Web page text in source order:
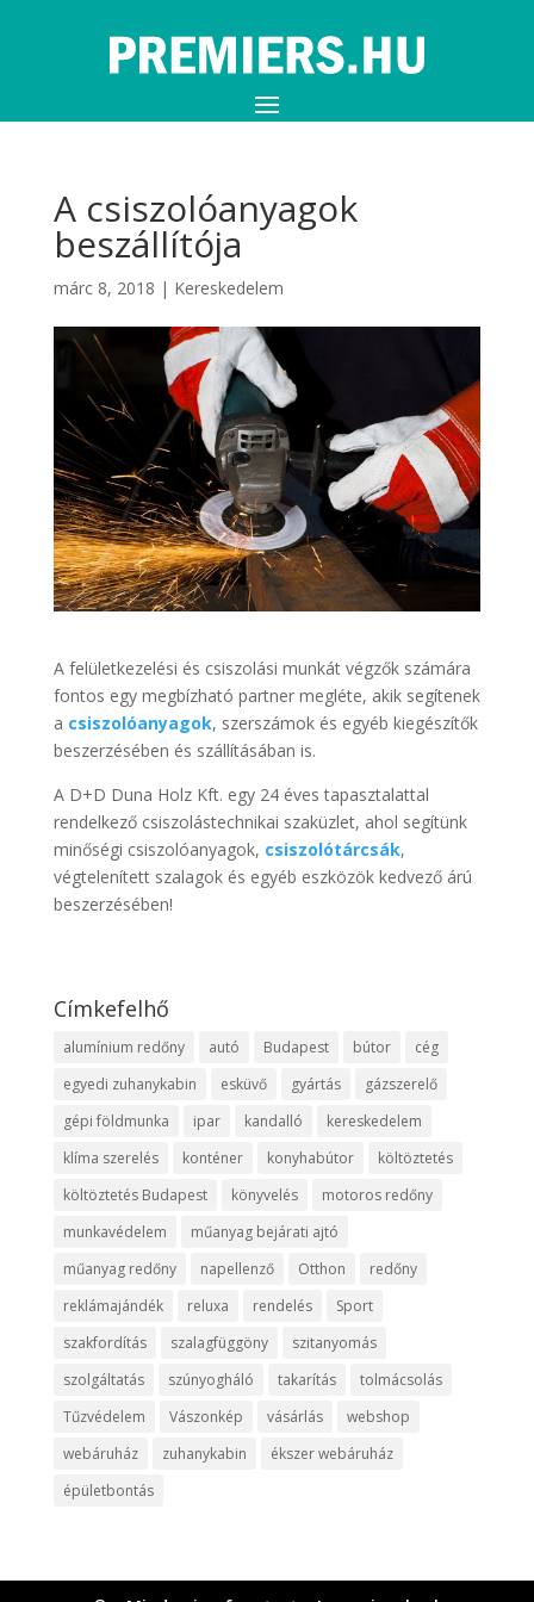
A csiszolóanyagok
beszállítója
márc 8, 2018 | Kereskedelem
A felületkezelési és csiszolási munkát végzők számára
fontos egy megbízható partner megléte, akik segítenek
a csiszolóanyagok, szerszámok és egyéb kiegészítők
beszerzésében és szállításában is.
A D+D Duna Holz Kft. egy 24 éves tapasztalattal
rendelkező csiszolástechnikai szaküzlet, ahol segítünk
minőségi csiszolóanyagok, csiszolótárcsák,
végtelenített szalagok és egyéb eszközök kedvező árú
beszerzésében!
Címkefelhő
alumínium redőny autó Budapest bútor
cég
egyedi zuhanykabin
esküvő gyártás
gázszerelő
gépi földmunka
ipar kandalló
kereskedelem
klíma szerelés
konténer konyhabútor
költöztetés
költöztetés Budapest
könyvelés
motoros redőny
munkavédelem
műanyag bejárati ajtó
műanyag redőny
napellenző Otthon
redőny
reklámajándék
reluxa rendelés
Sport
szakfordítás
szalagfüggöny
szitanyomás
szolgáltatás
szúnyogháló takarítás
tolmácsolás
Tűzvédelem
Vászonkép vásárlás
webshop
webáruház
zuhanykabin
ékszer webáruház
épületbontás